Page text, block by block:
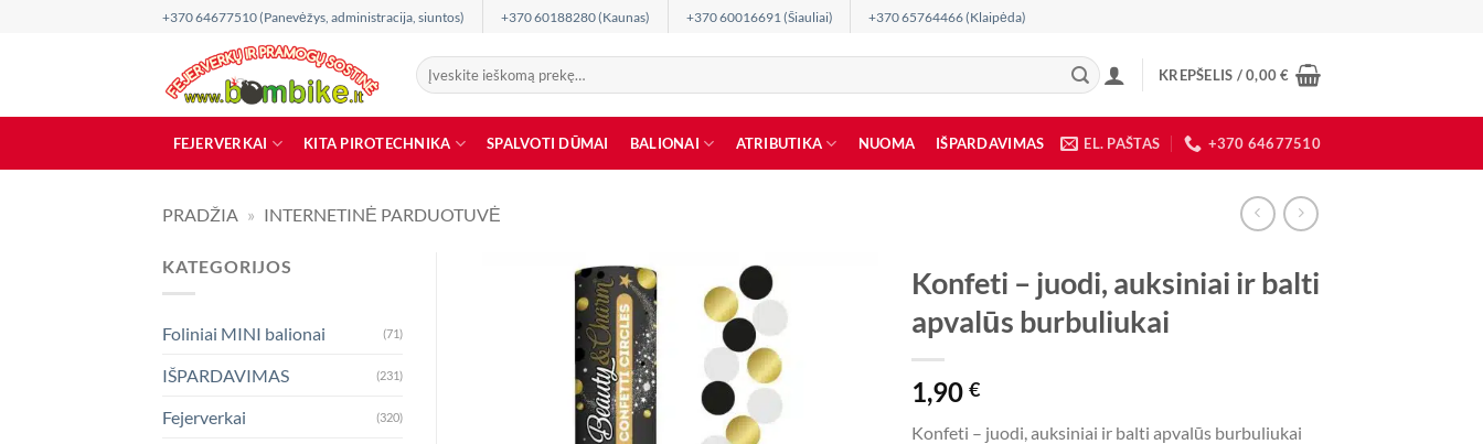
+370 64677510 (Panevėžys, administracija, siuntos) +370 60188280 (Kaunas) +370 60016691 (Šiauliai) +370 65764466 (Klaipėda)
Ieškoti:
KREPŠELIS /0,00€
FEJERVERKAI KITA PIROTECHNIKA SPALVOTI DŪMAI BALIONAI ATRIBUTIKA NUOMA IŠPARDAVIMAS EL. PAŠTAS +370 64677510
PRADŽIA » INTERNETINĖ PARDUOTUVĖ
KATEGORIJOS
Foliniai MINI balionai (71)
IŠPARDAVIMAS (231)
Fejerverkai (320)
Konfeti – juodi, auksiniai ir balti
apvalūs burbuliukai
1,90€
Konfeti – juodi, auksiniai ir balti apvalūs burbuliukai